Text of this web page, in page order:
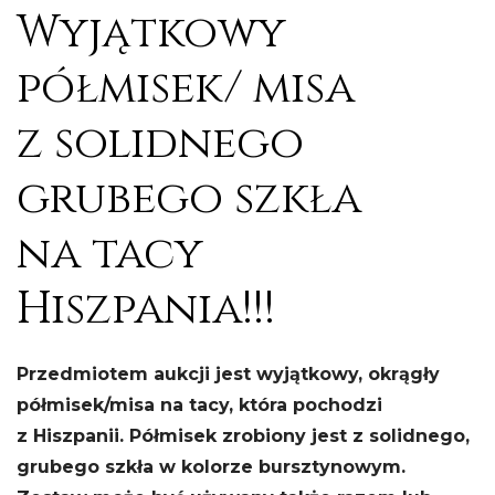
Wyjątkowy
półmisek/ misa
z solidnego
grubego szkła
na tacy
Hiszpania!!!
Przedmiotem aukcji jest wyjątkowy, okrągły
półmisek/misa na tacy, która pochodzi
z Hiszpanii. Półmisek zrobiony jest z solidnego,
grubego szkła w kolorze bursztynowym.